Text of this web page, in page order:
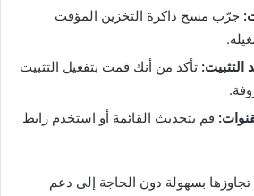
جرّب مسح ذاكرة التخزين المؤقت
التثبيت: تأكد من أنك قمت بتفعيل التثبيت
قم بتحديث القائمة أو استخدم رابط
بسهولة دون الحاجة إلى دعم